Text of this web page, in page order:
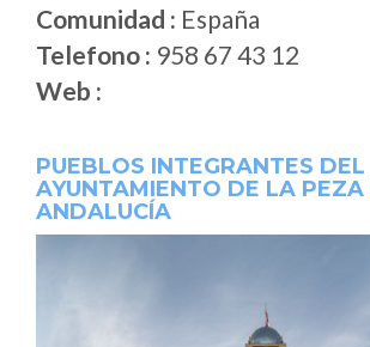
Comunidad : España
Telefono : 958 67 43 12
Web :
PUEBLOS INTEGRANTES DEL
AYUNTAMIENTO DE LA PEZA
ANDALUCÍA